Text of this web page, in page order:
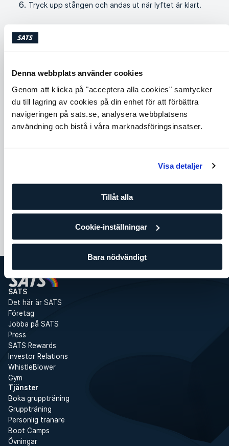
Denna webbplats använder cookies
Genom att klicka på "acceptera alla cookies" samtycker
du till lagring av cookies på din enhet för att förbättra
navigeringen på sats.se, analysera webbplatsens
användning och bistå i våra marknadsföringsinsatser.
Visa detaljer
Tillåt alla
Cookie-inställningar
Bara nödvändigt
Tryck upp stången och andas ut när lyftet är klart.
Liknande övningar
Axlar Core Chest
Around the world
Back Core
SATS
Det här är SATS
Företag
Jobba på SATS
Press
SATS Rewards
Investor Relations
WhistleBlower
Gym
Tjänster
Boka gruppträning
Gruppträning
Personlig tränare
Boot Camps
Övningar